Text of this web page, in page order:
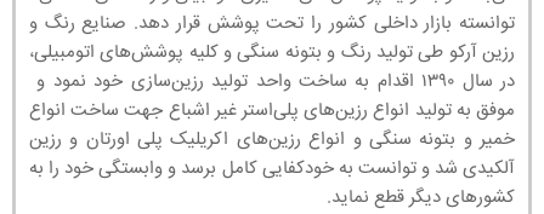
توانسته بازار داخلی کشور را تحت پوشش قرار دهد. صنایع رنگ و
رزین آرکو طی تولید رنگ و بتونه سنگی و کلیه پوشش‌های اتومبیلی،
در سال ۱۳۹۰ اقدام به ساخت واحد تولید رزین‌سازی خود نمود و
موفق به تولید انواع رزین‌های پلی‌استر غیر اشباع جهت ساخت انواع
خمیر و بتونه سنگی و انواع رزین‌های اکریلیک پلی اورتان و رزین
آلکیدی شد و توانست به خودکفایی کامل برسد و وابستگی خود را به
کشورهای دیگر قطع نماید.